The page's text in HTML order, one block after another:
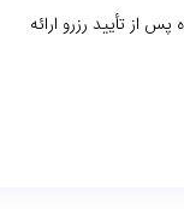
از تأیید رزرو ارائه